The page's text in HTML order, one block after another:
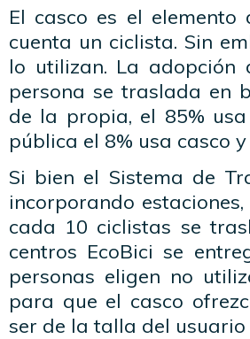
El casco es el
cuenta un ciclista. Sin
lo utilizan. La adopción
persona se traslada en
de la propia, el 85%
pública el 8% usa casco y
Si bien el Sistema de
incorporando
cada 10 ciclistas se
centros EcoBici se
personas eligen no
para que el casco
ser de la talla del